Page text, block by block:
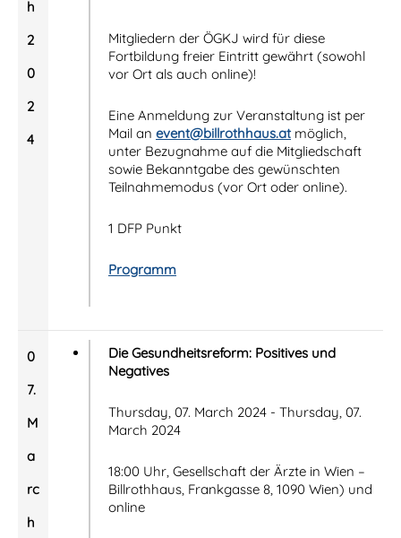
h
2
0
2
4
Mitgliedern der ÖGKJ wird für diese
Fortbildung freier Eintritt gewährt (sowohl
vor Ort als auch online)!
Eine Anmeldung zur Veranstaltung ist per
Mail an event@billrothhaus.atmöglich,
unter Bezugnahme auf die Mitgliedschaft
sowie Bekanntgabe des gewünschten
Teilnahmemodus (vor Ort oder online).
1 DFP Punkt
Programm
0
7.
M
a
rc
h
Die Gesundheitsreform: Positives und
Negatives
Thursday, 07. March 2024 - Thursday, 07.
March 2024
18:00 Uhr, Gesellschaft der Ärzte in Wien –
Billrothhaus, Frankgasse 8, 1090 Wien) und
online